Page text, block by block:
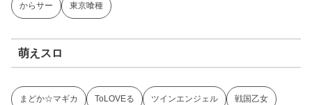
からサー 東京喰種
萌えスロ
まどか☆マギカ ToLOVEる ツインエンジェル 戦国乙女